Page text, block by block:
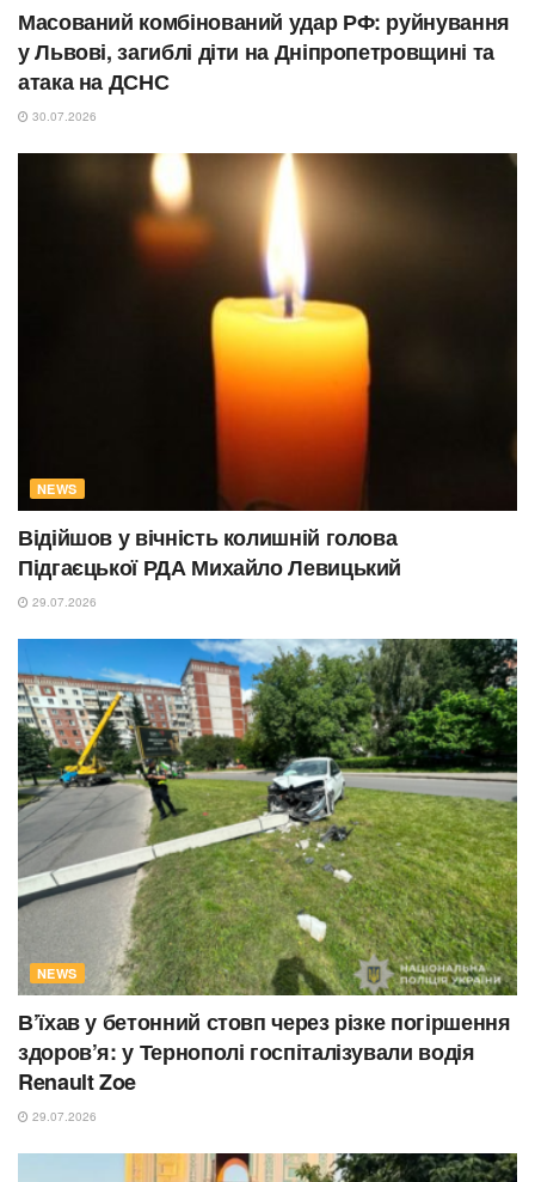
Масований комбінований удар РФ: руйнування
у Львові, загиблі діти на Дніпропетровщині та
атака на ДСНС
30.07.2026
NEWS
Відійшов у вічність колишній голова
Підгаєцької РДА Михайло Левицький
29.07.2026
NEWS
В’їхав у бетонний стовп через різке погіршення
здоров’я: у Тернополі госпіталізували водія
Renault Zoe
29.07.2026